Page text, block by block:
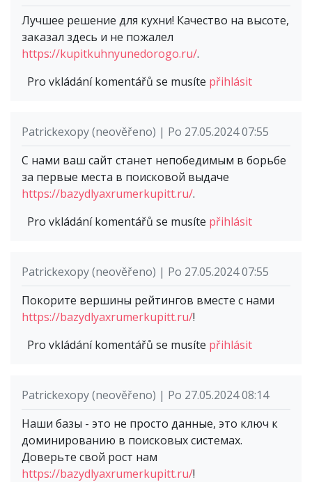
Лучшее решение для кухни! Качество на высоте,
заказал здесь и не пожалел
https://kupitkuhnyunedorogo.ru/.
Pro vkládání komentářů se musíte přihlásit
Patrickexopy (neověřeno) | Po 27.05.2024 07:55
С нами ваш сайт станет непобедимым в борьбе
за первые места в поисковой выдаче
https://bazydlyaxrumerkupitt.ru/.
Pro vkládání komentářů se musíte přihlásit
Patrickexopy (neověřeno) | Po 27.05.2024 07:55
Покорите вершины рейтингов вместе с нами
https://bazydlyaxrumerkupitt.ru/!
Pro vkládání komentářů se musíte přihlásit
Patrickexopy (neověřeno) | Po 27.05.2024 08:14
Наши базы - это не просто данные, это ключ к
доминированию в поисковых системах.
Доверьте свой рост нам
https://bazydlyaxrumerkupitt.ru/!